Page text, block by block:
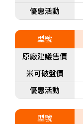
優惠活動
型號
原廠建議售價
米可破盤價
優惠活動
型號